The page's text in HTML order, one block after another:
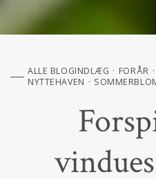
ALLE BLOGINDLÆG FORÅR
NYTTEHAVEN